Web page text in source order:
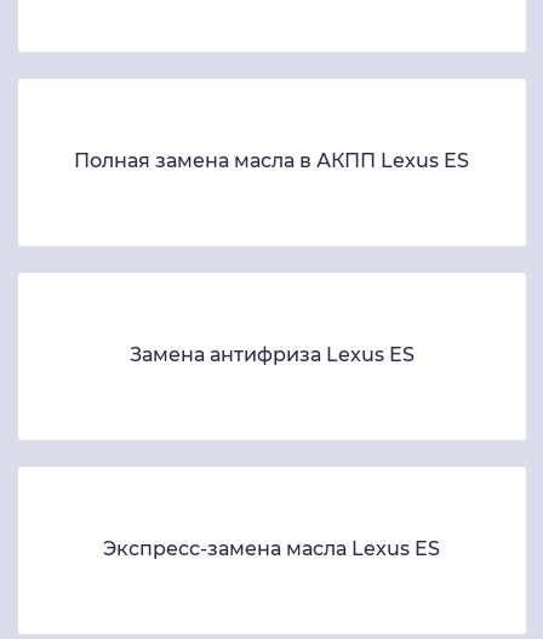
Полная замена масла в АКПП Lexus ES
Замена антифриза Lexus ES
Экспресс-замена масла Lexus ES